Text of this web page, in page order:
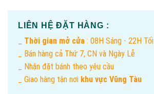
LIÊN HỆ ĐẶT HÀNG :
Thời gian mở cửa : 08H Sáng - 22H Tối
_ Bán hàng cả Thứ 7, CN và Ngày Lễ
_ Nhận đặt bánh theo yêu cầu
_ Giao hàng tận nơi khu vực Vũng Tàu